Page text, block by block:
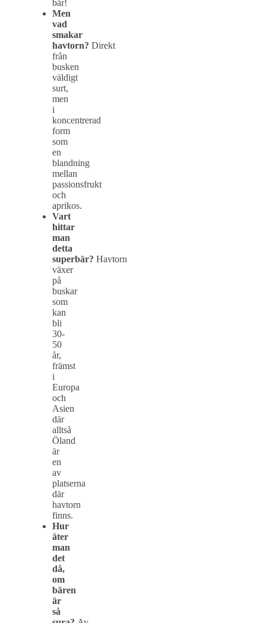
bär!
Men
vad
smakar
havtorn? Direkt
från
busken
väldigt
surt,
men
i
koncentrerad
form
som
en
blandning
mellan
passionsfrukt
och
aprikos.
Vart
hittar
man
detta
superbär? Havtorn
växer
på
buskar
som
kan
bli
30-
50
år,
främst
i
Europa
och
Asien
där
alltså
Öland
är
en
av
platserna
där
havtorn
finns.
Hur
äter
man
det
då,
om
bären
är
så